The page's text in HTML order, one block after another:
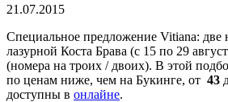
21.07.2015
Специальное предложение Vitiana: две
лазурной Коста Брава (с 15 по 29
(номера на троих / двоих). В этой
по ценам ниже, чем на Букинге, от 43
доступны в онлайне.